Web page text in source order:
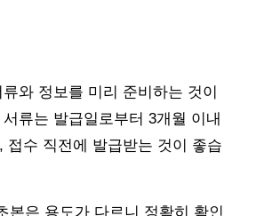
와 정보를 미리 준비하는 것이
류는 발급일로부터 3개월 이내
접수 직전에 발급받는 것이 좋습
본은 용도가 다르니 정확히 확인